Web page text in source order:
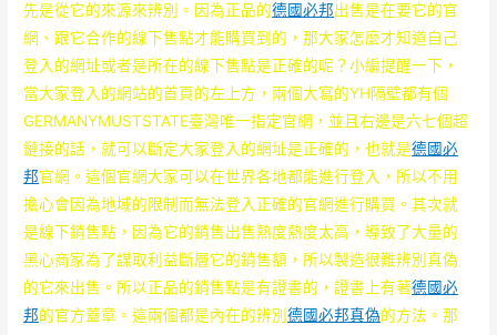
先是從它的來源來辨別。因為正品的德國必邦出售是在要它的官
網、跟它合作的線下售點才能購買到的，那大家怎麼才知道自己
登入的網址或者是所在的線下售點是正確的呢？小編提醒一下，
當大家登入的網站的首頁的左上方，兩個大寫的YH隔壁都有個
GERMANYMUSTSTATE臺灣唯一指定官網，並且右邊是六七個超
鏈接的話，就可以斷定大家登入的網址是正確的，也就是德國必
邦官網。這個官網大家可以在世界各地都能進行登入，所以不用
擔心會因為地域的限制而無法登入正確的官網進行購買。其次就
是線下銷售點，因為它的銷售出售熱度熱度太高，導致了大量的
黑心商家為了謀取利益斷層它的銷售額，所以製造很難辨別真偽
的它來出售。所以正品的銷售點是有證書的，證書上有著德國必
邦的官方蓋章。這兩個都是內在的辨別德國必邦真偽的方法。那